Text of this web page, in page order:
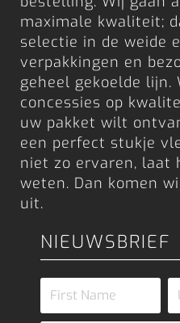
maximale kwaliteit;
selectie in de weide
verpakkingen en
geheel gekoelde lijn.
concessies op
uw pakket wilt
een perfect stukje
niet zo ervaren, laat
weten. Dan komen
uit.
NIEUWSBRIEF